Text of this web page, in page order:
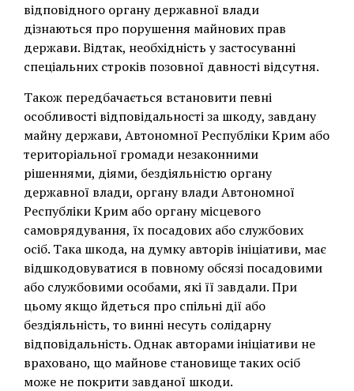
відповідного органу державної влади
дізнаються про порушення майнових прав
держави. Відтак, необхідність у застосуванні
спеціальних строків позовної давності відсутня.
Також передбачається встановити певні
особливості відповідальності за шкоду, завдану
майну держави, Автономної Республіки Крим або
територіальної громади незаконними
рішеннями, діями, бездіяльністю органу
державної влади, органу влади Автономної
Республіки Крим або органу місцевого
самоврядування, їх посадових або службових
осіб. Така шкода, на думку авторів ініціативи, має
відшкодовуватися в повному обсязі посадовими
або службовими особами, які її завдали. При
цьому якщо йдеться про спільні дії або
бездіяльність, то винні несуть солідарну
відповідальність. Однак авторами ініціативи не
враховано, що майнове становище таких осіб
може не покрити завданої шкоди.